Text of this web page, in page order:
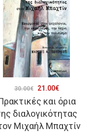
και όρια
διαλογικότητας
Μιχαήλ Μπαχτίν
30.00€
Original
price
was:
30.00€.
21.00€Η
τρέχουσα
τιμή
είναι: